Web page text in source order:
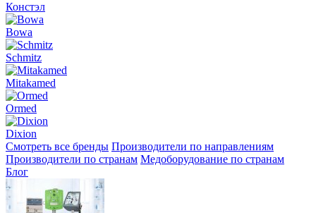
Констэл
Bowa
Schmitz
Mitakamed
Ormed
Dixion
Смотреть все бренды Производители по направлениям
Производители по странам Медоборудование по странам
Блог